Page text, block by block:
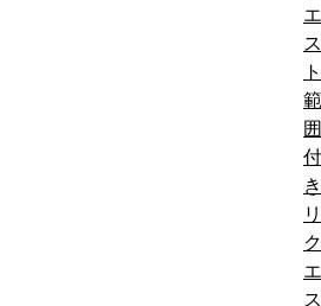
エ
ス
ト
範
囲
付
き
リ
ク
エ
ス